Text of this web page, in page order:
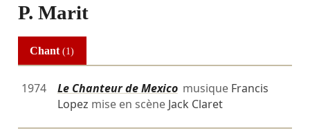
P. Marit
Chant(1)
1974 Le Chanteur de Mexicomusique Francis
Lopez mise en scène Jack Claret